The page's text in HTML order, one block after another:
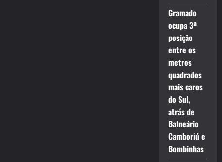
Gramado
ocupa 3ª
posição
entre os
metros
quadrados
mais caros
do Sul,
atrás de
Balneário
Camboriú e
Bombinhas